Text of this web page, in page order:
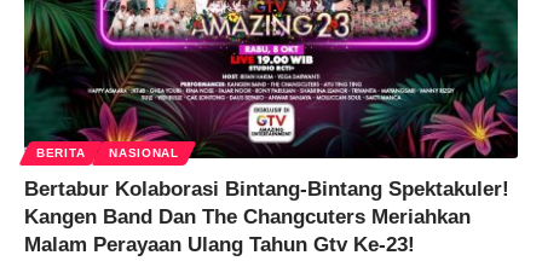
BERITA NASIONAL
Bertabur Kolaborasi Bintang-Bintang Spektakuler!
Kangen Band Dan The Changcuters Meriahkan
Malam Perayaan Ulang Tahun Gtv Ke-23!